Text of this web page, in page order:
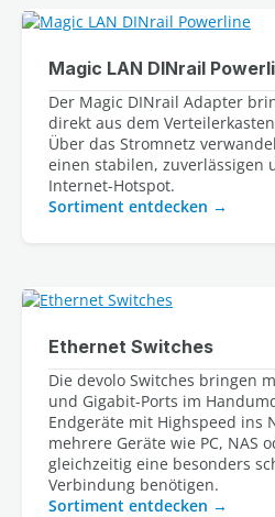
Magic LAN DINrail
Der Magic DINrail Adapter
direkt aus dem
Über das Stromnetz
einen stabilen, zuverlässigen
Internet-Hotspot.
Sortiment entdecken
Ethernet Switches
Die devolo Switches bringen
und Gigabit-Ports im
Endgeräte mit Highspeed ins
mehrere Geräte wie PC, NAS
gleichzeitig eine besonders
Verbindung benötigen.
Sortiment entdecken